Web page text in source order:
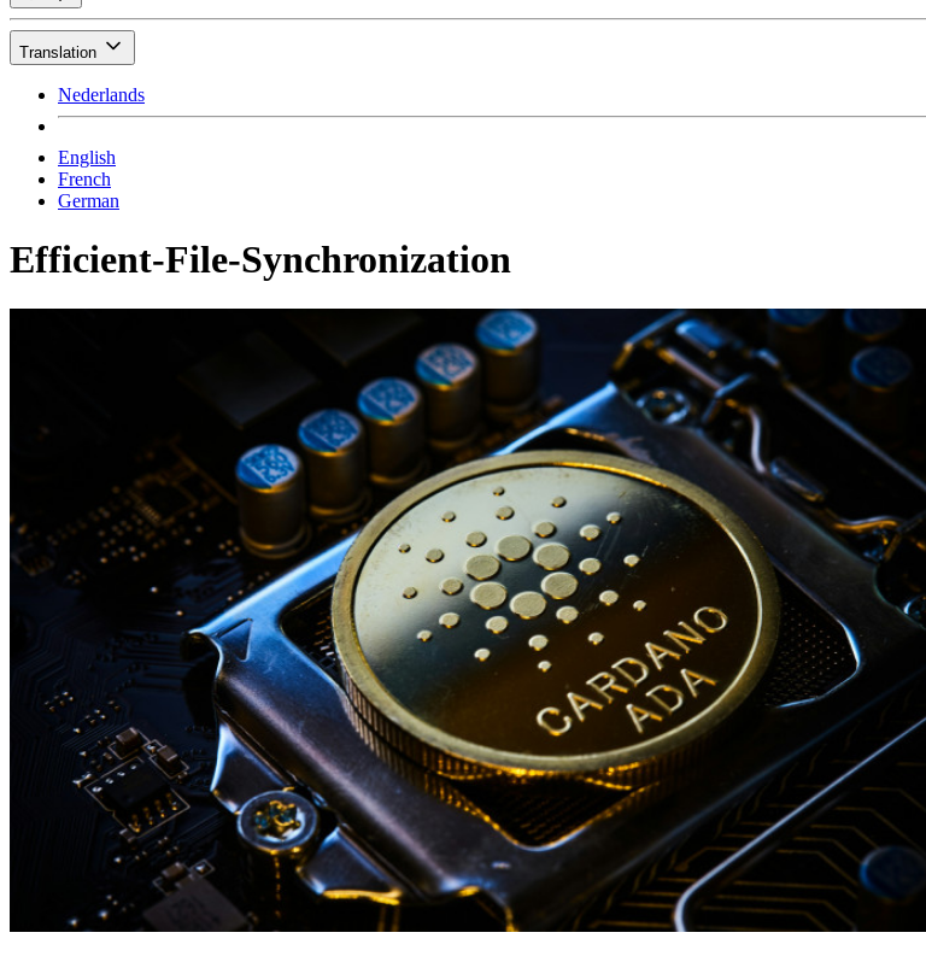
Translation
Nederlands
English
French
German
Efficient-File-Synchronization